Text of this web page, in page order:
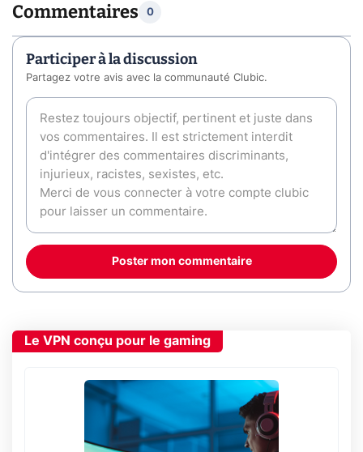
Commentaires 0
Participer à la discussion
Partagez votre avis avec la communauté Clubic.
Poster mon commentaire
Le VPN conçu pour le gaming